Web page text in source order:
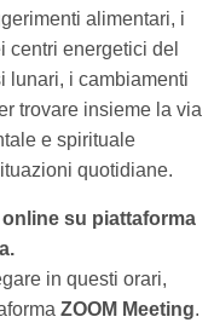
alimentari, i
centri energetici del
lunari, i cambiamenti
trovare insieme la via
e spirituale
quotidiane.
su piattaforma
in questi orari,
ZOOM Meeting.